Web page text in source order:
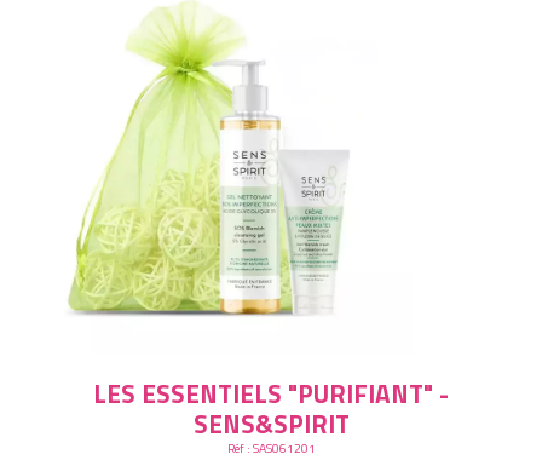
NOUVEAU CLIENT ?
Créez votre compte
Créer mon compte
LES ESSENTIELS "PURIFIANT" -
SENS&SPIRIT
Réf :SAS061201